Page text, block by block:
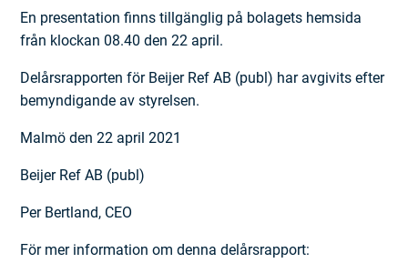
En presentation finns tillgänglig på bolagets hemsida
från klockan 08.40 den 22 april.
Delårsrapporten för Beijer Ref AB (publ) har avgivits efter
bemyndigande av styrelsen.
Malmö den 22 april 2021
Beijer Ref AB (publ)
Per Bertland, CEO
För mer information om denna delårsrapport: